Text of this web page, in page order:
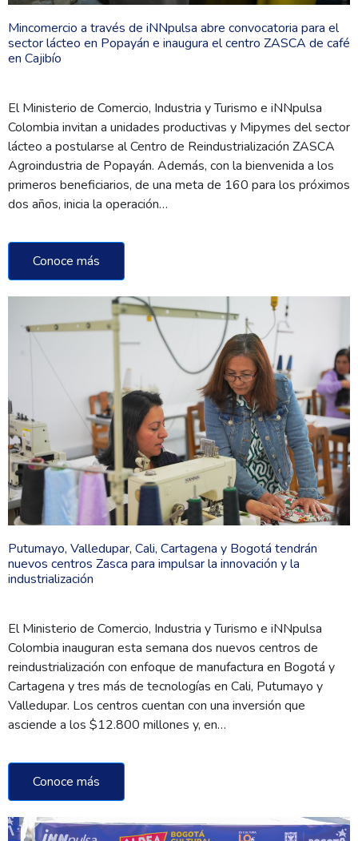
Mincomercio a través de iNNpulsa abre convocatoria para el
sector lácteo en Popayán e inaugura el centro ZASCA de café
en Cajibío
El Ministerio de Comercio, Industria y Turismo e iNNpulsa
Colombia invitan a unidades productivas y Mipymes del sector
lácteo a postularse al Centro de Reindustrialización ZASCA
Agroindustria de Popayán. Además, con la bienvenida a los
primeros beneficiarios, de una meta de 160 para los próximos
dos años, inicia la operación…
Conoce más
Putumayo, Valledupar, Cali, Cartagena y Bogotá tendrán
nuevos centros Zasca para impulsar la innovación y la
industrialización
El Ministerio de Comercio, Industria y Turismo e iNNpulsa
Colombia inauguran esta semana dos nuevos centros de
reindustrialización con enfoque de manufactura en Bogotá y
Cartagena y tres más de tecnologías en Cali, Putumayo y
Valledupar. Los centros cuentan con una inversión que
asciende a los $12.800 millones y, en…
Conoce más